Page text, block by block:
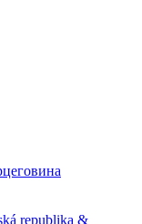
republika &